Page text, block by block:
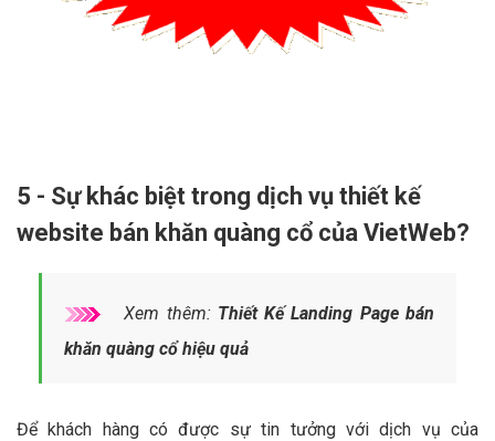
5 - Sự khác biệt trong dịch vụ thiết kế
website bán khăn quàng cổ của VietWeb?
Xem thêm: Thiết Kế Landing Page bán
khăn quàng cổ hiệu quả
Để khách hàng có được sự tin tưởng với dịch vụ của